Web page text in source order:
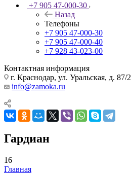
+7 905 47-000-30
Назад
Телефоны
+7 905 47-000-30
+7 905 47-000-40
+7 928 43-023-00
Контактная информация
г. Краснодар, ул. Уральская, д. 87/2
info@zamoka.ru
Гардиан
16
Главная